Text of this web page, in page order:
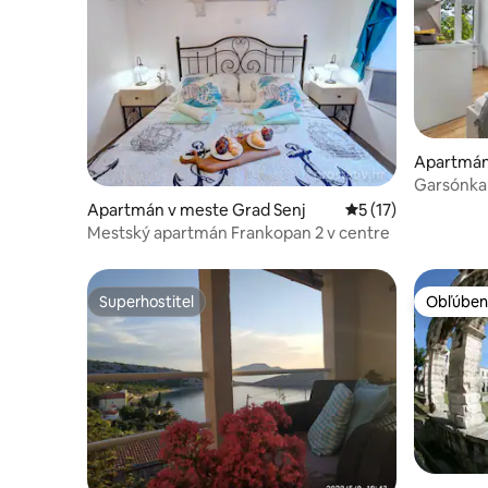
Apartmán v meste Grad Senj Priemerné
5 (17)
Mestský apartmán Frankopan 2 v centre
Superhostiteľ
Superhostiteľ